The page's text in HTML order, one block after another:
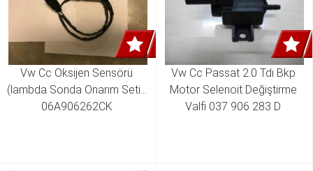
Vw Cc Oksijen Sensörü
(lambda Sonda Onarım Seti )
06A906262CK
Vw Cc Passat 2.0 Tdı Bkp
Motor Selenoit Değiştirme
Valfi 037 906 283 D